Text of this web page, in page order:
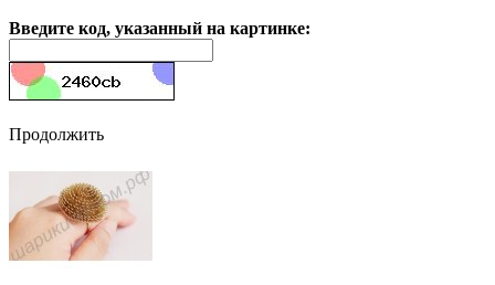
Введите код, указанный на картинке:
Продолжить